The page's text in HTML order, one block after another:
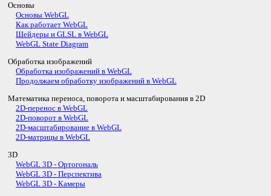
Основы
Основы WebGL
Как работает WebGL
Шейдеры и GLSL в WebGL
WebGL State Diagram
Обработка изображений
Обработка изображений в WebGL
Продолжаем обработку изображений в WebGL
Математика переноса, поворота и масштабирования в 2D
2D-перенос в WebGL
2D-поворот в WebGL
2D-масштабирование в WebGL
2D-матрицы в WebGL
3D
WebGL 3D - Ортогональ
WebGL 3D - Перспектива
WebGL 3D - Камеры